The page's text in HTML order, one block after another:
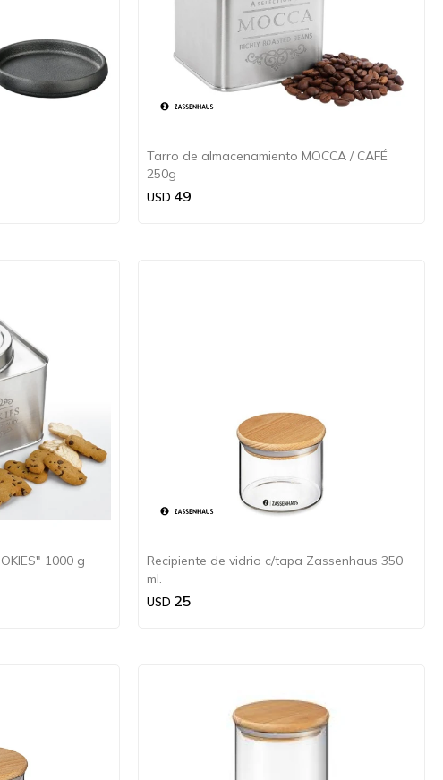
Tarro de almacenamiento MOCCA / CAFÉ
250g
USD 49
1000 g
Recipiente de vidrio c/tapa Zassenhaus 350
ml.
USD 25